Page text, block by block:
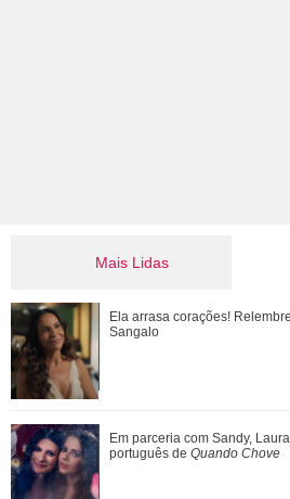
Mais Lidas
Após suposta festa de
passeiam e exibem aliança
Atriz de Emily em Paris revela
e conta o que a salvou
Ela arrasa corações!
Sangalo
Em parceria com Sandy,
português de Quando Chove